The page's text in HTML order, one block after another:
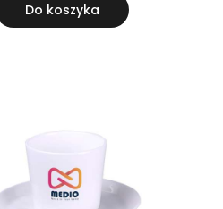
Do koszyka